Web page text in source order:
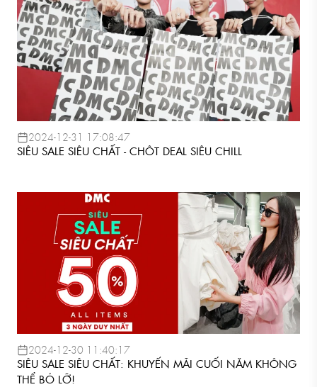
2024-12-31 17:08:47
SIÊU SALE SIÊU CHẤT - CHÔT DEAL SIÊU CHILL
2024-12-30 11:40:17
SIÊU SALE SIÊU CHẤT: KHUYẾN MÃI CUỐI NĂM KHÔNG
THỂ BỎ LỠ!